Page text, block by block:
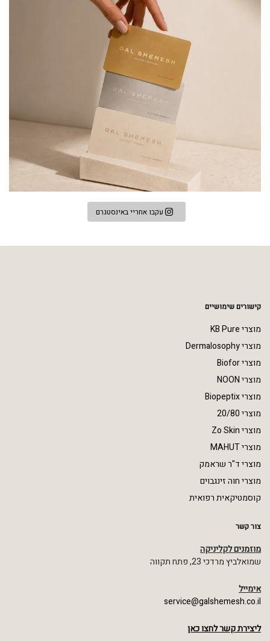
עקבו אחריי באינסטגרם
קישורים שימושיים
מוצרי KB Pure
מוצרי Dermalosophy
מוצרי Biofor
מוצרי NOON
מוצרי Biopeptix
מוצרי 20/80
מוצרי Zo Skin
מוצרי MAHUT
מוצרי ד"ר שראמק
מוצרי חוה זינגבוים
קוסמטיקאית רפואית
צור קשר
מוזמנים לקליניקה
שמואלביץ מרדכי 23, פתח תקווה
אימייל
service@galshemesh.co.il
ליצירת קשר לחצו כאן